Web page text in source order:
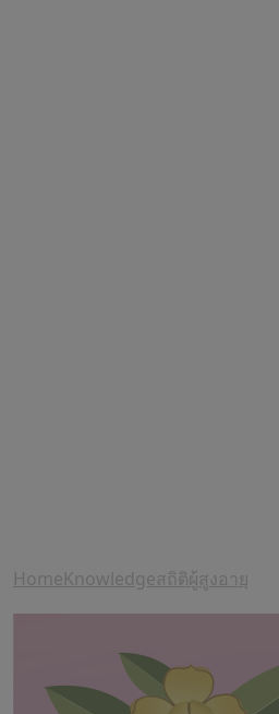
HomeKnowledgeสถิติผู้สูงอายุ